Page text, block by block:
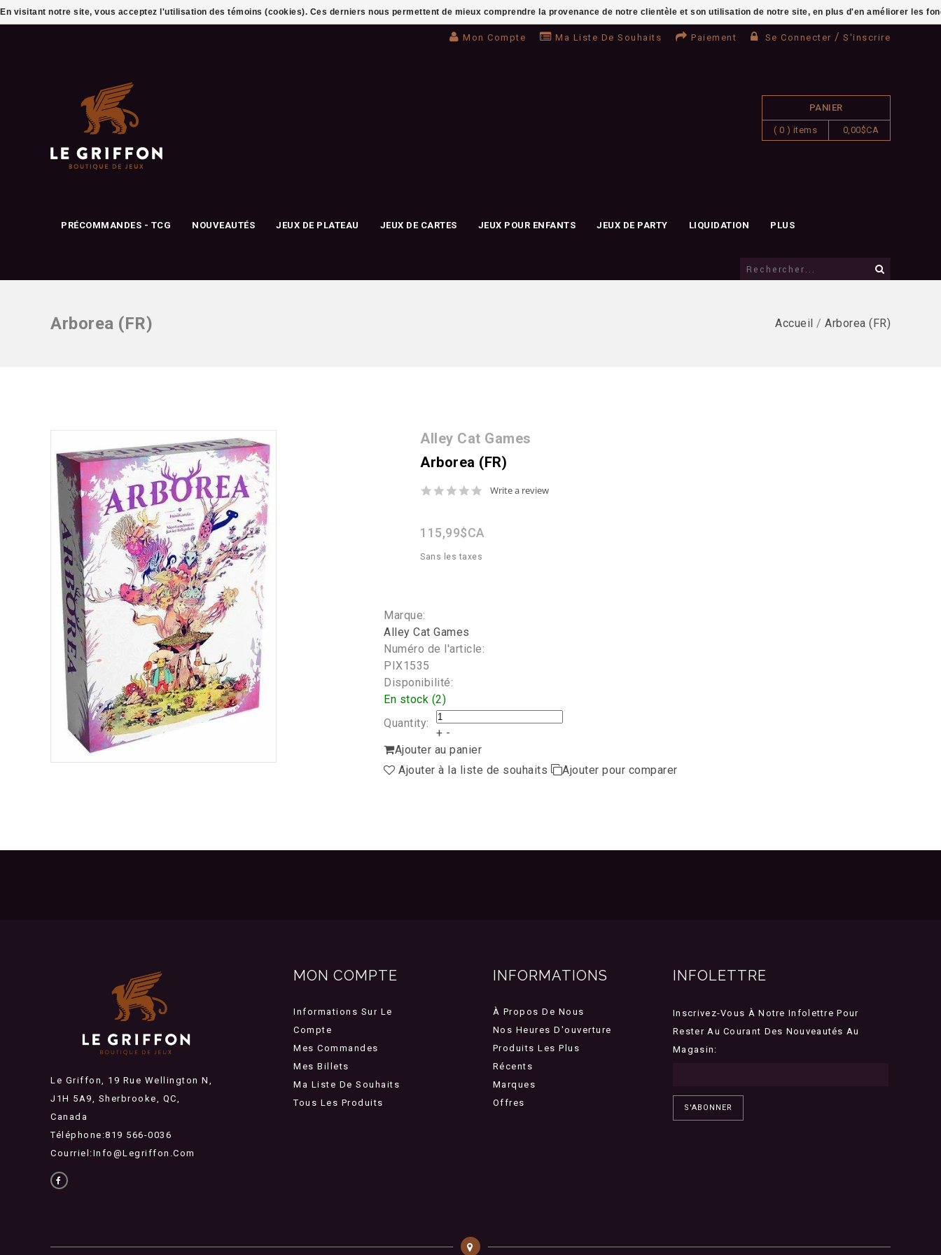
Mon Compte Ma Liste De Souhaits Paiement Se Connecter / S'inscrire
PANIER
( 0 ) items 0,00$CA
PRÉCOMMANDES - TCG NOUVEAUTÉS JEUX DE PLATEAU JEUX DE CARTES JEUX POUR ENFANTS JEUX DE PARTY LIQUIDATION PLUS
Arborea (FR) Accueil / Arborea (FR)
Alley Cat Games
Arborea (FR)
0.0
Write a review
115,99$CA
Sans les taxes
Marque:
Alley Cat Games
Numéro de l'article:
PIX1535
Disponibilité:
En stock (2)
Quantity:
+ -
Ajouter au panier
Ajouter à la liste de souhaits
Ajouter pour comparer
Le Griffon, 19 Rue Wellington N,
J1H 5A9, Sherbrooke, QC,
Canada
Téléphone:819 566-0036
Courriel:Info@legriffon.com
MON COMPTE
Informations Sur Le
Compte
Mes Commandes
Mes Billets
Ma Liste De Souhaits
Tous Les Produits
INFORMATIONS
À Propos De Nous
Nos Heures D'ouverture
Produits Les Plus
Récents
Marques
Offres
INFOLETTRE
Inscrivez-Vous À Notre Infolettre Pour
Rester Au Courant Des Nouveautés Au
Magasin:
S'ABONNER
En visitant notre site, vous acceptez l'utilisation des témoins (cookies). Ces derniers nous permettent de mieux comprendre la provenance de notre clientèle et son utilisation de notre site, en plus d'en améliorer les